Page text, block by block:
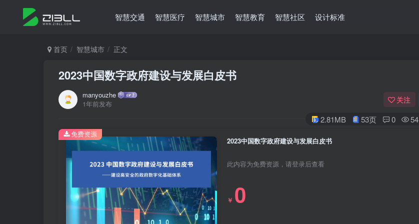
智慧交通 智慧医疗 智慧城市 智慧教育 智慧社区 设计标准
首页 智慧城市 正文
2023中国数字政府建设与发展白皮书
manyouzhe
1年前发布
关注
2.81MB 53页 0 54
2023中国数字政府建设与发展白皮书
此内容为免费资源，请登录后查看
￥ 0
免费资源